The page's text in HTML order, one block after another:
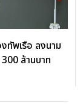
ทัพเรือ ลงนาม
ล้านบาท